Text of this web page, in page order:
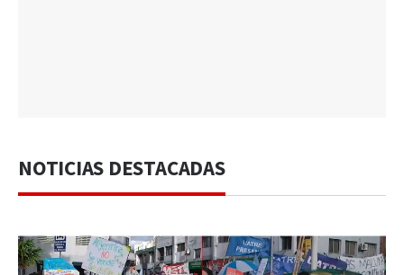
NOTICIAS DESTACADAS